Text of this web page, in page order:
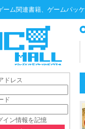
ーム関連書籍、ゲームパッ
ドレス
ド
イン情報を記憶